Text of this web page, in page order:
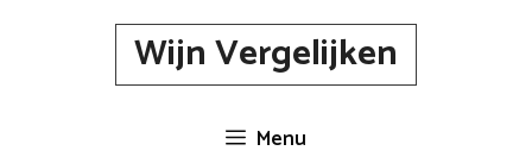
Wijn Vergelijken
Menu